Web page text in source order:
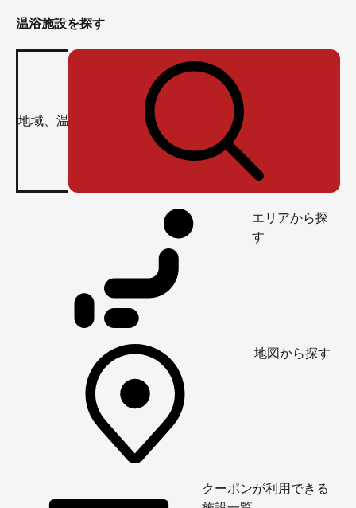
温浴施設を探す
エリアから探
す
地図から探す
クーポンが利用できる